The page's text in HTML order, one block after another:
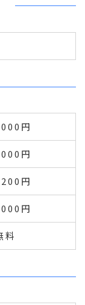
円
円
円
円
料